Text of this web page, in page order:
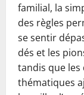
familial, la
des règles
se sentir
dés et les
tandis que les
thématiques